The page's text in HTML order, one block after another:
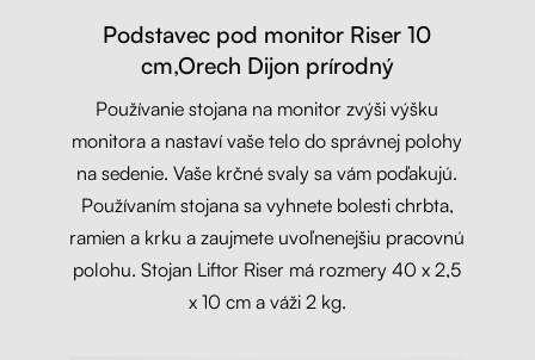
Liftor Riser 10cm, podstavec pod
monitor (H3176)
Dub Halifax cínový
Podstavec pod monitor Riser 10
cm,Orech Dijon prírodný
Používanie stojana na monitor zvýši výšku
monitora a nastaví vaše telo do správnej polohy
na sedenie. Vaše krčné svaly sa vám poďakujú.
Používaním stojana sa vyhnete bolesti chrbta,
ramien a krku a zaujmete uvoľnenejšiu pracovnú
polohu. Stojan Liftor Riser má rozmery 40 x 2,5
x 10 cm a váži 2 kg.